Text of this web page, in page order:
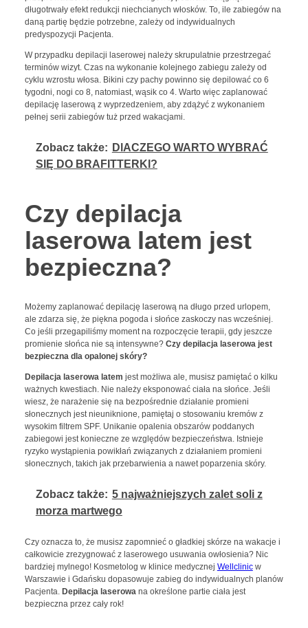
długotrwały efekt redukcji niechcianych włosków. To, ile zabiegów na
daną partię będzie potrzebne, zależy od indywidualnych
predyspozycji Pacjenta.
W przypadku depilacji laserowej należy skrupulatnie przestrzegać
terminów wizyt. Czas na wykonanie kolejnego zabiegu zależy od
cyklu wzrostu włosa. Bikini czy pachy powinno się depilować co 6
tygodni, nogi co 8, natomiast, wąsik co 4. Warto więc zaplanować
depilację laserową z wyprzedzeniem, aby zdążyć z wykonaniem
pełnej serii zabiegów tuż przed wakacjami.
Zobacz także: DlACZEGO WARTO WYBRAĆ
SIĘ DO BRAFITTERKI?
Czy depilacja
laserowa latem jest
bezpieczna?
Możemy zaplanować depilację laserową na długo przed urlopem,
ale zdarza się, że piękna pogoda i słońce zaskoczy nas wcześniej.
Co jeśli przegapiliśmy moment na rozpoczęcie terapii, gdy jeszcze
promienie słońca nie są intensywne? Czy depilacja laserowa jest
bezpieczna dla opalonej skóry?
Depilacja laserowa latem jest możliwa ale, musisz pamiętać o kilku
ważnych kwestiach. Nie należy eksponować ciała na słońce. Jeśli
wiesz, że narażenie się na bezpośrednie działanie promieni
słonecznych jest nieuniknione, pamiętaj o stosowaniu kremów z
wysokim filtrem SPF. Unikanie opalenia obszarów poddanych
zabiegowi jest konieczne ze względów bezpieczeństwa. Istnieje
ryzyko wystąpienia powikłań związanych z działaniem promieni
słonecznych, takich jak przebarwienia a nawet poparzenia skóry.
Zobacz także: 5 najważniejszych zalet soli z
morza martwego
Czy oznacza to, że musisz zapomnieć o gładkiej skórze na wakacje i
całkowicie zrezygnować z laserowego usuwania owłosienia? Nic
bardziej mylnego! Kosmetolog w klinice medycznej Wellclinicw
Warszawie i Gdańsku dopasowuje zabieg do indywidualnych planów
Pacjenta. Depilacja laserowana określone partie ciała jest
bezpieczna przez cały rok!